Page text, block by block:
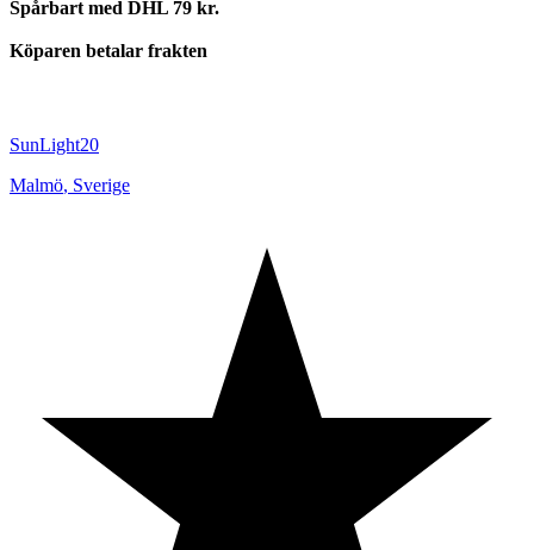
Spårbart med DHL 79 kr.
Köparen betalar frakten
SunLight20
Malmö, Sverige